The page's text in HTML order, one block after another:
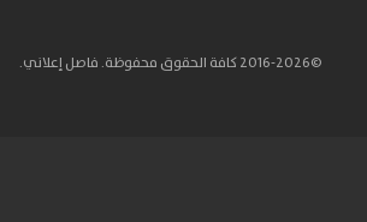
©2016-2026 كافة الحقوق محفوظة. فاصل إعلاني.